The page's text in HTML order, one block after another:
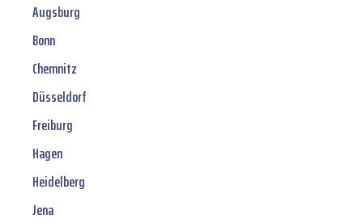
Augsburg
Bonn
Chemnitz
Düsseldorf
Freiburg
Hagen
Heidelberg
Jena